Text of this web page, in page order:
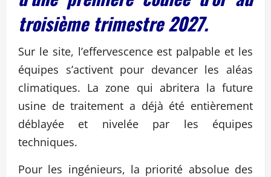
troisième trimestre 2027.
Sur le site, l’effervescence est palpable et les
équipes s’activent pour devancer les aléas
climatiques. La zone qui abritera la future
usine de traitement a déjà été entièrement
déblayée et nivelée par les équipes
techniques.
Pour les ingénieurs, la priorité absolue des